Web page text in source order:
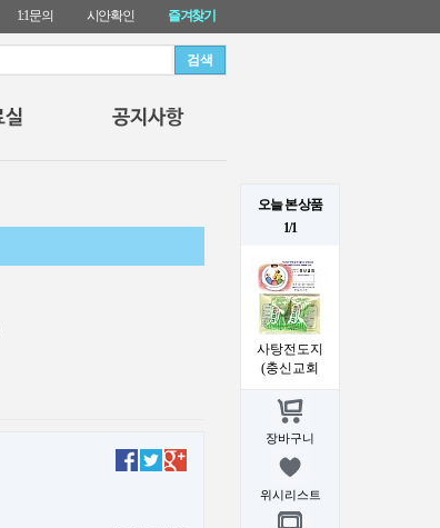
1:1문의 시안확인 즐겨찾기
오늘 본 상품
1/1
사탕전도지
(충신교회
장바구니
위시리스트